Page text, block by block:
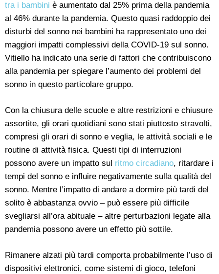
tra i bambini è aumentato dal 25% prima della pandemia
al 46% durante la pandemia. Questo quasi raddoppio dei
disturbi del sonno nei bambini ha rappresentato uno dei
maggiori impatti complessivi della COVID-19 sul sonno.
Vitiello ha indicato una serie di fattori che contribuiscono
alla pandemia per spiegare l’aumento dei problemi del
sonno in questo particolare gruppo.
Con la chiusura delle scuole e altre restrizioni e chiusure
assortite, gli orari quotidiani sono stati piuttosto stravolti,
compresi gli orari di sonno e veglia, le attività sociali e le
routine di attività fisica. Questi tipi di interruzioni
possono avere un impatto sul ritmo circadiano, ritardare i
tempi del sonno e influire negativamente sulla qualità del
sonno. Mentre l’impatto di andare a dormire più tardi del
solito è abbastanza ovvio – può essere più difficile
svegliarsi all’ora abituale – altre perturbazioni legate alla
pandemia possono avere un effetto più sottile.
Rimanere alzati più tardi comporta probabilmente l’uso di
dispositivi elettronici, come sistemi di gioco, telefoni